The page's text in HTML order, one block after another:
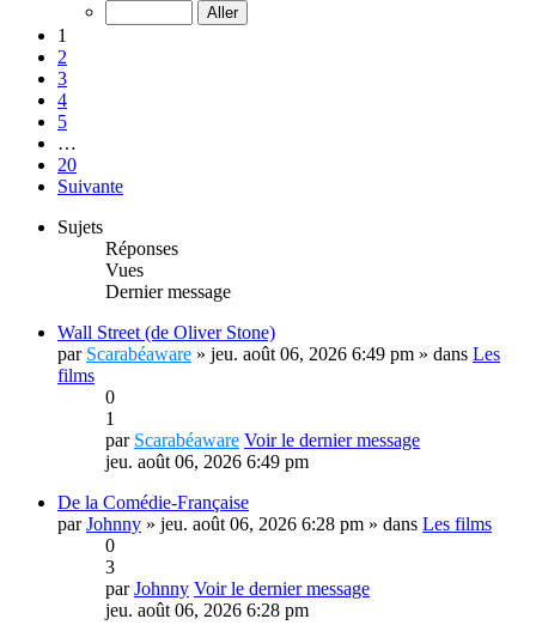
1
2
3
4
5
…
20
Suivante
Sujets
Réponses
Vues
Dernier message
Wall Street (de Oliver Stone)
par Scarabéaware » jeu. août 06, 2026 6:49 pm » dans Les
films
0
1
par Scarabéaware Voir le dernier message
jeu. août 06, 2026 6:49 pm
De la Comédie-Française
parJohnny » jeu. août 06, 2026 6:28 pm » dans Les films
0
3
parJohnny Voir le dernier message
jeu. août 06, 2026 6:28 pm